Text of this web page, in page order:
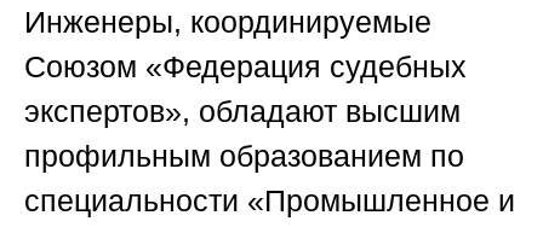
Инженеры, координируемые
Союзом «Федерация судебных
экспертов», обладают высшим
профильным образованием по
специальности «Промышленное и